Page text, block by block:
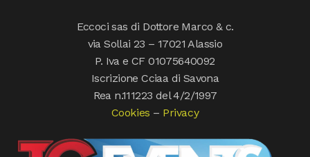
Eccoci sas di Dottore Marco & c.
via Sollai 23 – 17021 Alassio
P. Iva e CF 01075640092
Iscrizione Cciaa di Savona
Rea n.111223 del 4/2/1997
Cookies – Privacy